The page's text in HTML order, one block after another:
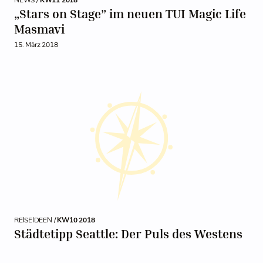
„Stars on Stage” im neuen TUI Magic Life
Masmavi
15. März 2018
REISEIDEEN /KW10 2018
Städtetipp Seattle: Der Puls des Westens